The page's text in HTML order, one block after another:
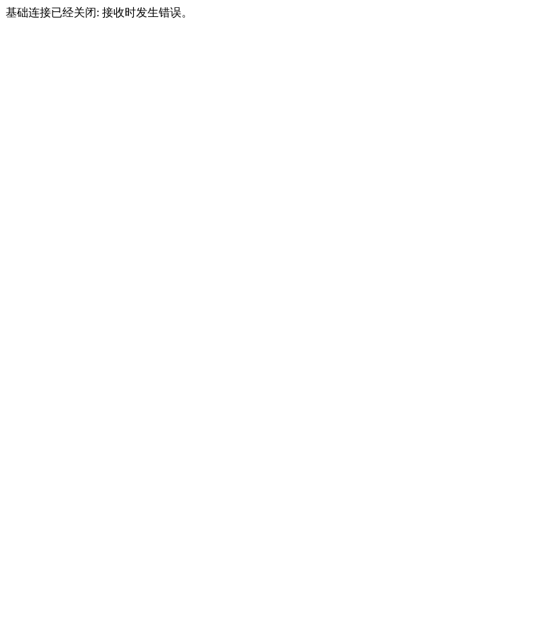
基础连接已经关闭: 接收时发生错误。